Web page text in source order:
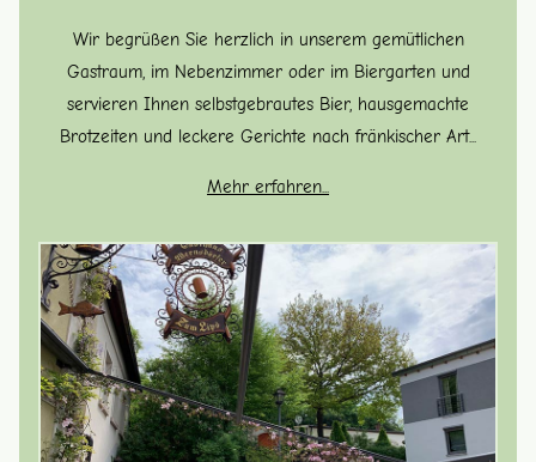
Wir begrüßen Sie herzlich in unserem gemütlichen
Gastraum, im Nebenzimmer oder im Biergarten und
servieren Ihnen selbstgebrautes Bier, hausgemachte
Brotzeiten und leckere Gerichte nach fränkischer Art...
Mehr erfahren...